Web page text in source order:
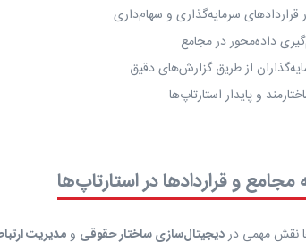
سرمایه‌گذاری و سهام‌داری
داده‌محور در مجامع
از طریق گزارش‌های دقیق
و پایدار استارتاپ‌ها
مجامع و قراردادها در استارتاپ‌ها
نقش مهمی دردیجیتال‌سازی ساختار حقوقی ومدیریت